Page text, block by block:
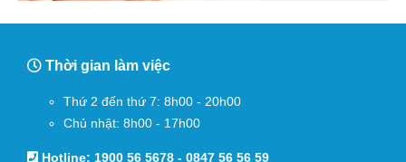
Thời gian làm việc
Thứ 2 đến thứ 7: 8h00 - 20h00
Chủ nhật: 8h00 - 17h00
Hotline: 1900 56 5678 - 0847 56 56 59